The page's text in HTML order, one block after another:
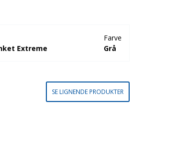
Extreme
Farve
Grå
SE LIGNENDE PRODUKTER